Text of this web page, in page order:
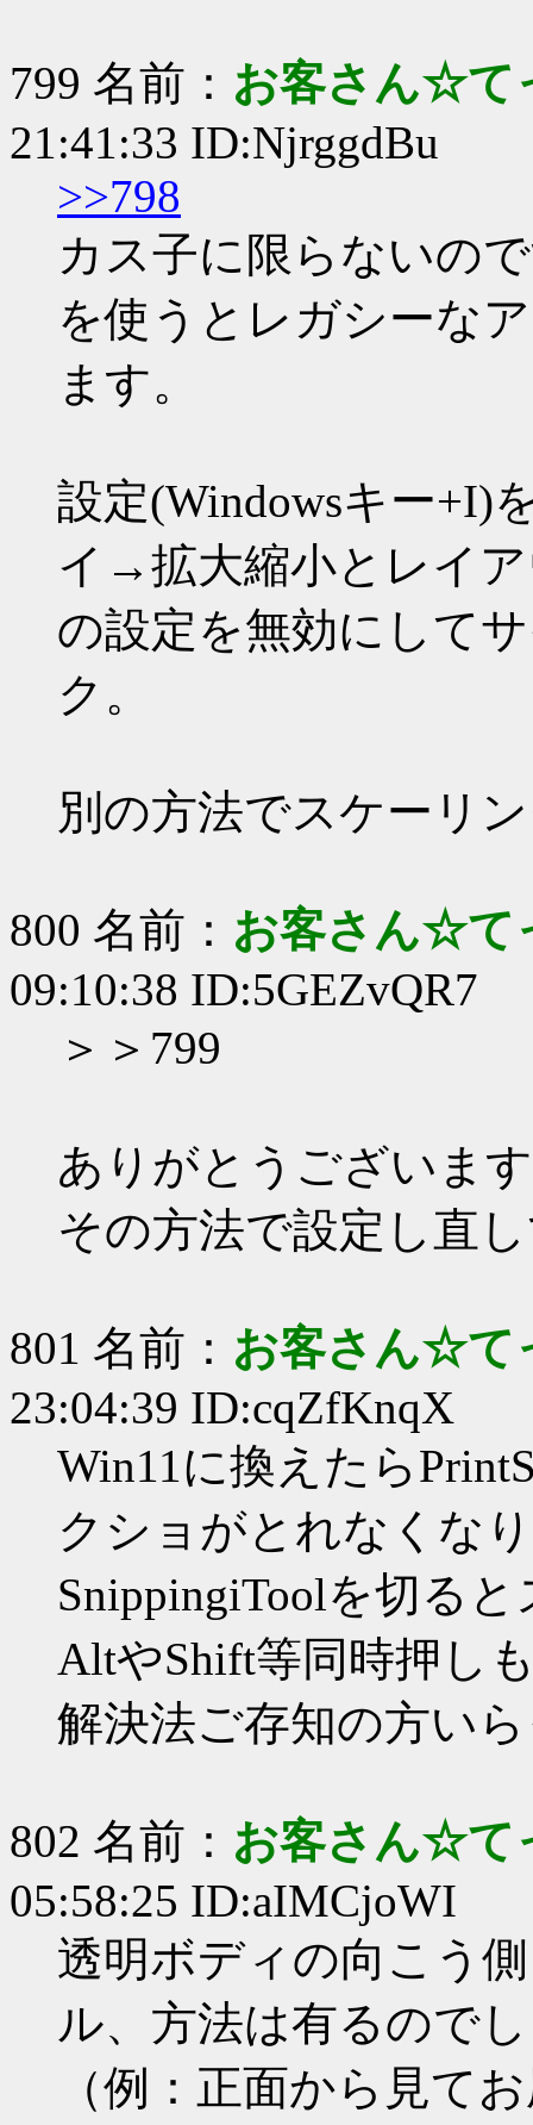
799 名前： お客さん☆て
21:41:33 ID:NjrggdBu
>>798
カス子に限らないの
を使うとレガシーな
ます。
設定(Windowsキー+I)
イ→拡大縮小とレイ
の設定を無効にして
ク。
別の方法でスケーリ
800 名前： お客さん☆て
09:10:38 ID:5GEZvQR7
＞＞799
ありがとうございま
その方法で設定し直
801 名前： お客さん☆て
23:04:39 ID:cqZfKnqX
Win11に換えたら
クショがとれなくな
SnippingiToolを切る
AltやShift等同時押し
解決法ご存知の方い
802 名前： お客さん☆て
05:58:25 ID:aIMCjoWI
透明ボディの向こう
ル、方法は有るので
（例：正面から見て